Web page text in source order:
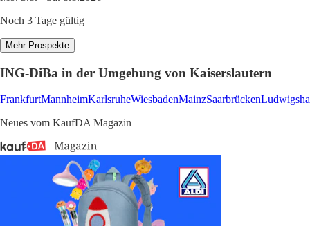
Noch 3 Tage gültig
Mehr Prospekte
ING-DiBa in der Umgebung von Kaiserslautern
FrankfurtMannheimKarlsruheWiesbadenMainzSaarbrücken
Neues vom KaufDA Magazin